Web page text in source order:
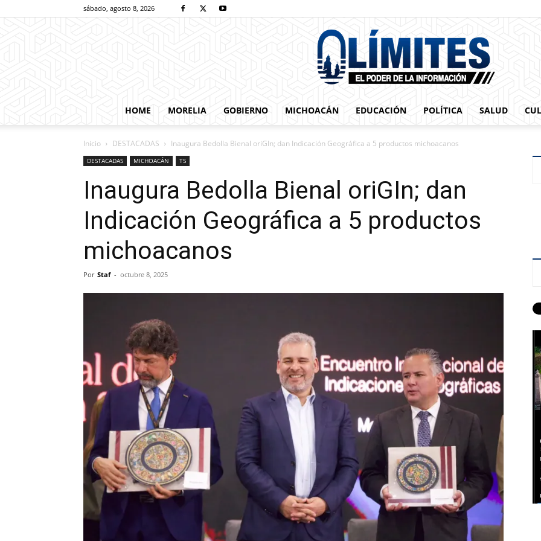
sábado, agosto 8, 2026
HOME MORELIA GOBIERNO MICHOACÁN EDUCACIÓN POLÍTICA SALUD
Inicio DESTACADAS Inaugura Bedolla Bienal oriGIn; dan Indicación Geográfica a 5 productos michoacanos
DESTACADAS MICHOACÁN TS
Inaugura Bedolla Bienal oriGIn; dan
Indicación Geográfica a 5 productos
michoacanos
Por Staf - octubre 8, 2025